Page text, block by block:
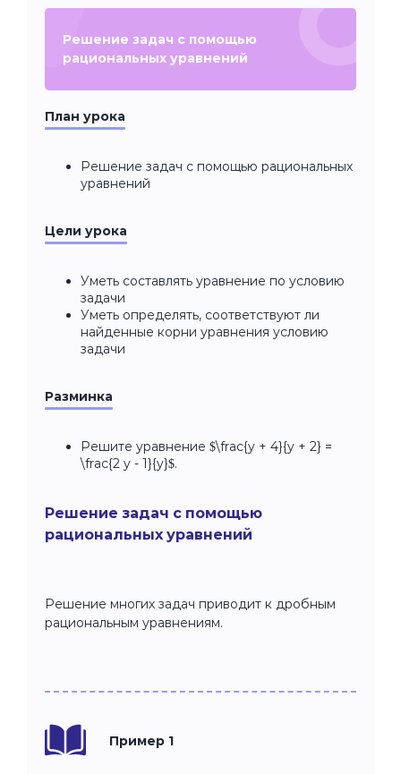
Решение задач с помощью
рациональных уравнений
План урока
Решение задач с помощью рациональных
уравнений
Цели урока
Уметь составлять уравнение по условию
задачи
Уметь определять, соответствуют ли
найденные корни уравнения условию
задачи
Разминка
Решите уравнение $\frac{y + 4}{y + 2} =
\frac{2 y - 1}{y}$.
Решение задач с помощью
рациональных уравнений
Решение многих задач приводит к дробным
рациональным уравнениям.
Пример 1